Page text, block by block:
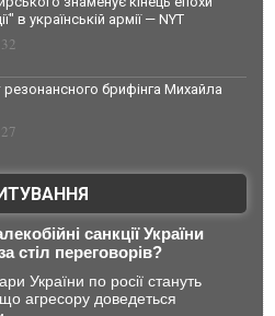
в українській армії — NYT
брифінга Михайла
санкції України
стіл переговорів?
України по росії стануть
агресору доведеться